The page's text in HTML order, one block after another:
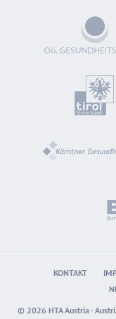
KONTAKT
© 2026 HTA Austria -